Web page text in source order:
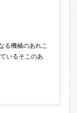
る機械のあれこ
いるそこのあ